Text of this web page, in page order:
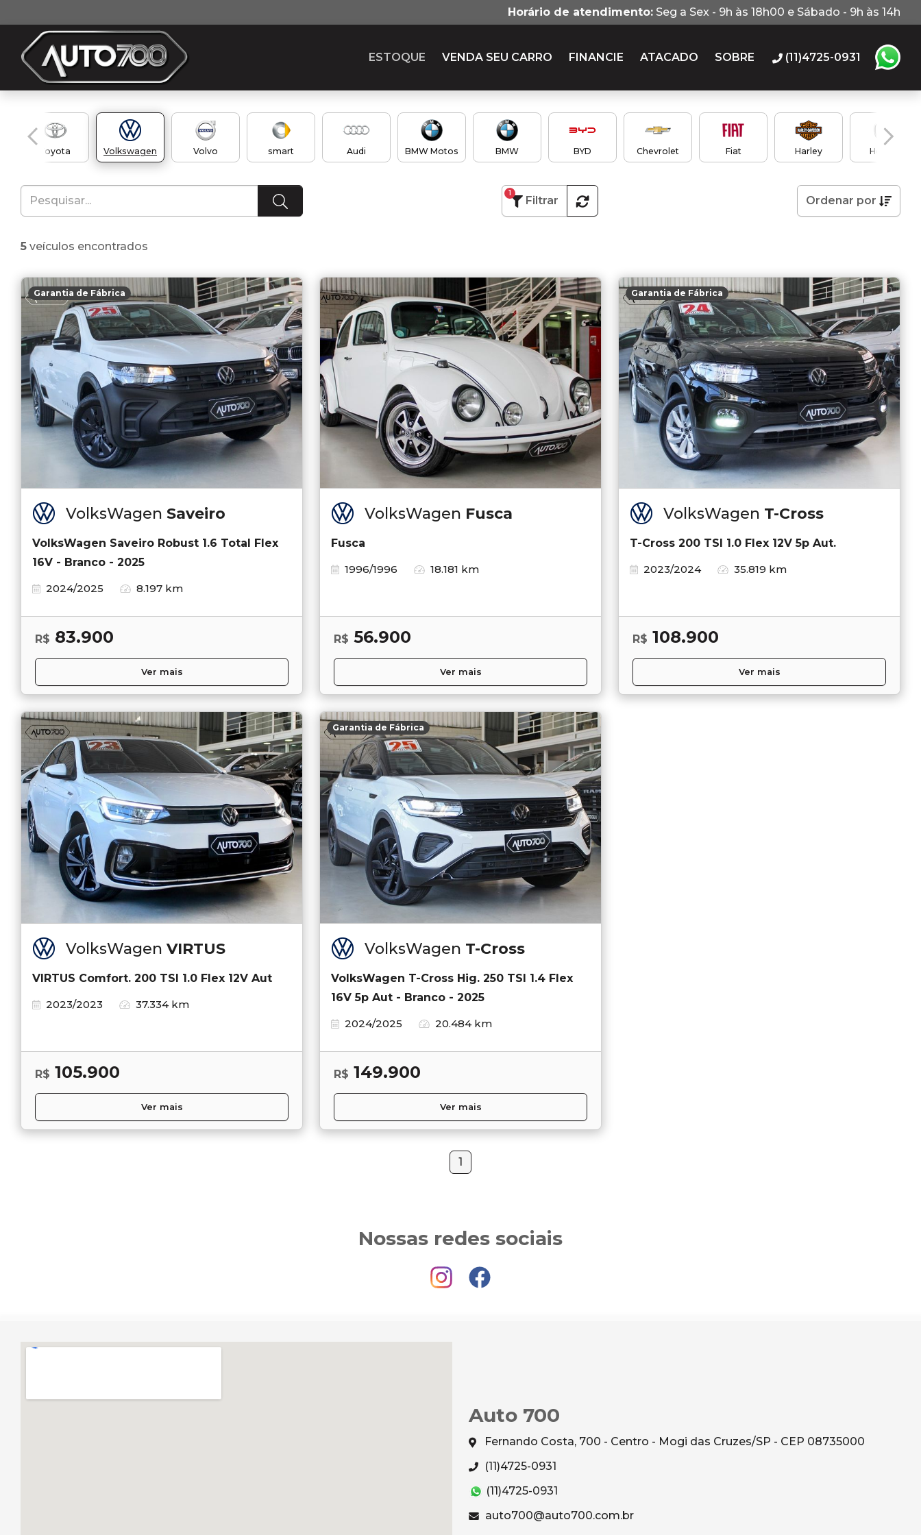
Horário de atendimento: Seg a Sex - 9h às 18h00 e Sábado - 9h às 14h
ESTOQUE VENDA SEU CARRO FINANCIE ATACADO SOBRE (11)4725-0931
Toyota Volkswagen Volvo smart Audi BMW Motos BMW BYD Chevrolet Fiat Harley Honda
Filtrar
1
Ordenar por
5 veículos encontrados
Garantia de Fábrica
VolksWagen Saveiro
VolksWagen Saveiro Robust 1.6 Total Flex
16V - Branco - 2025
2024/2025
8.197 km
R$ 83.900
Ver mais
VolksWagen Fusca
Fusca
1996/1996
18.181 km
R$ 56.900
Ver mais
Garantia de Fábrica
VolksWagen T-Cross
T-Cross 200 TSI 1.0 Flex 12V 5p Aut.
2023/2024
35.819 km
R$ 108.900
Ver mais
VolksWagen VIRTUS
VIRTUS Comfort. 200 TSI 1.0 Flex 12V Aut
2023/2023
37.334 km
R$ 105.900
Ver mais
Garantia de Fábrica
VolksWagen T-Cross
VolksWagen T-Cross Hig. 250 TSI 1.4 Flex
16V 5p Aut - Branco - 2025
2024/2025
20.484 km
R$ 149.900
Ver mais
1
Nossas redes sociais
Auto 700
Fernando Costa, 700 - Centro - Mogi das Cruzes/SP - CEP 08735000
(11)4725-0931
(11)4725-0931
auto700@auto700.com.br